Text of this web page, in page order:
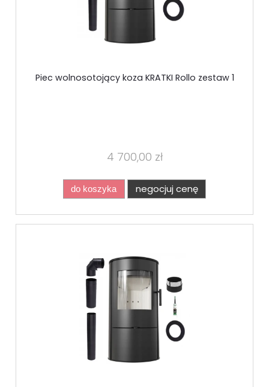
Piec wolnosotojący koza KRATKI Rollo zestaw 1
4 700,00 zł
do koszyka negocjuj cenę